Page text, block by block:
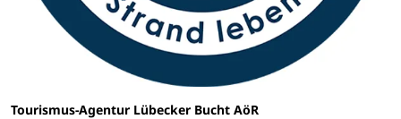
Tourismus-Agentur Lübecker Bucht AöR